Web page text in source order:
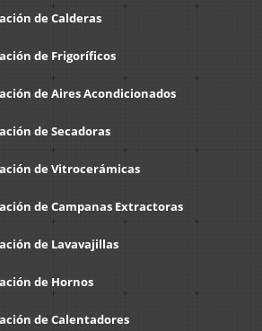
de Calderas
de Frigoríficos
de Aires Acondicionados
de Secadoras
de Vitrocerámicas
de Campanas Extractoras
de Lavavajillas
de Hornos
de Calentadores